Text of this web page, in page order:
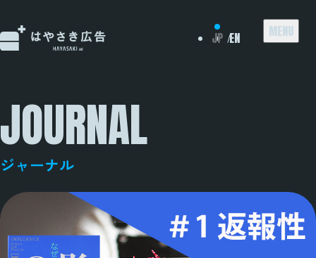
JP EN
メ
ジャーナル
JOURNAL